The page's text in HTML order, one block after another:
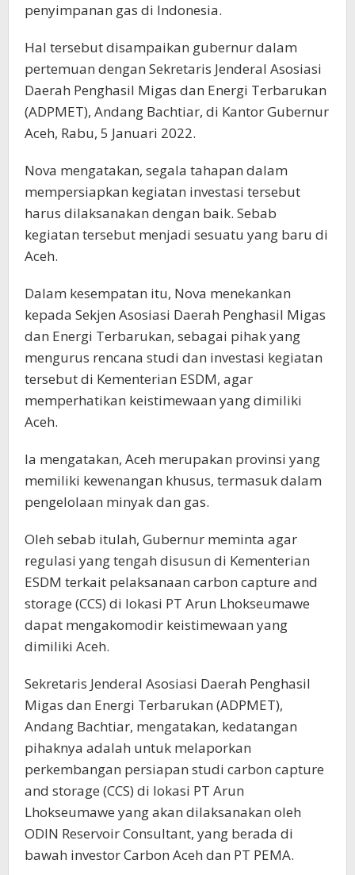
penyimpanan gas di Indonesia.
Hal tersebut disampaikan gubernur dalam
pertemuan dengan Sekretaris Jenderal Asosiasi
Daerah Penghasil Migas dan Energi Terbarukan
(ADPMET), Andang Bachtiar, di Kantor Gubernur
Aceh, Rabu, 5 Januari 2022.
Nova mengatakan, segala tahapan dalam
mempersiapkan kegiatan investasi tersebut
harus dilaksanakan dengan baik. Sebab
kegiatan tersebut menjadi sesuatu yang baru di
Aceh.
Dalam kesempatan itu, Nova menekankan
kepada Sekjen Asosiasi Daerah Penghasil Migas
dan Energi Terbarukan, sebagai pihak yang
mengurus rencana studi dan investasi kegiatan
tersebut di Kementerian ESDM, agar
memperhatikan keistimewaan yang dimiliki
Aceh.
Ia mengatakan, Aceh merupakan provinsi yang
memiliki kewenangan khusus, termasuk dalam
pengelolaan minyak dan gas.
Oleh sebab itulah, Gubernur meminta agar
regulasi yang tengah disusun di Kementerian
ESDM terkait pelaksanaan carbon capture and
storage (CCS) di lokasi PT Arun Lhokseumawe
dapat mengakomodir keistimewaan yang
dimiliki Aceh.
Sekretaris Jenderal Asosiasi Daerah Penghasil
Migas dan Energi Terbarukan (ADPMET),
Andang Bachtiar, mengatakan, kedatangan
pihaknya adalah untuk melaporkan
perkembangan persiapan studi carbon capture
and storage (CCS) di lokasi PT Arun
Lhokseumawe yang akan dilaksanakan oleh
ODIN Reservoir Consultant, yang berada di
bawah investor Carbon Aceh dan PT PEMA.